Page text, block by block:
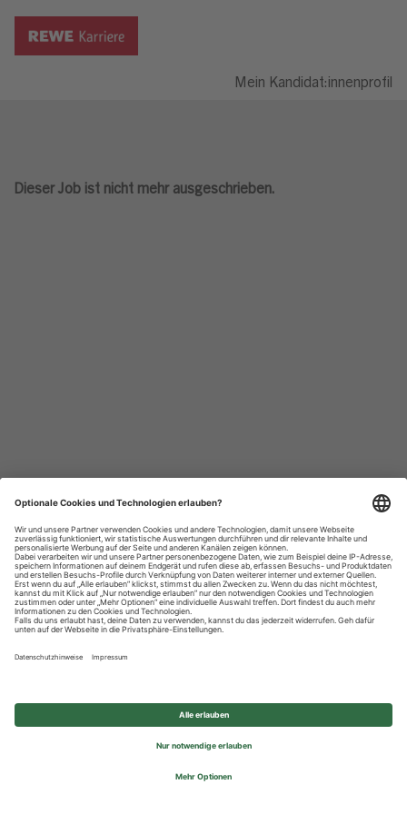
Mein Kandidat:innenprofil
Dieser Job ist nicht mehr ausgeschrieben.
Datenschutzhinweise
Impressum
Privatsphäre-Einstellungen
© 2026 REWE Group - All rights reserved